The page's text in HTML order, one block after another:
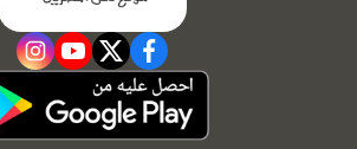
facebook
twitter